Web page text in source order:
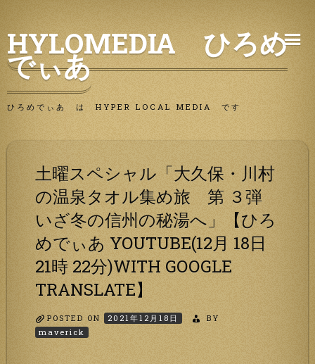
to
content
HYLOMEDIA ひろめ
でぃあ
ひろめでぃあ は HYPER LOCAL MEDIA です
土曜スペシャル「大久保・川村
の温泉タオル集め旅 第 ３弾
いざ冬の信州の秘湯へ」【ひろ
めでぃあ YOUTUBE(12月 18日
21時 22分)WITH GOOGLE
TRANSLATE】
POSTED ON 2021年12月18日
BY
maverick